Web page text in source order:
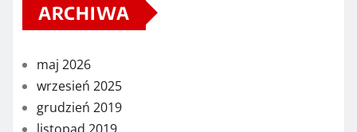
ARCHIWA
maj 2026
wrzesień 2025
grudzień 2019